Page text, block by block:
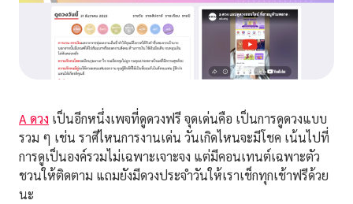
A ดวง เป็นอีกหนึ่งเพจที่ดูดวงฟรี จุดเด่นคือ เป็นการดูดวงแบบ
รวม ๆ เช่น ราศีไหนการงานเด่น วันเกิดไหนจะมีโชค เน้นไปที่
การดูเป็นองค์รวมไม่เฉพาะเจาะจง แต่มีคอนเทนต์เฉพาะตัว
ชวนให้ติดตาม แถมยังมีดวงประจำวันให้เราเช็กทุกเช้าฟรีด้วย
นะ